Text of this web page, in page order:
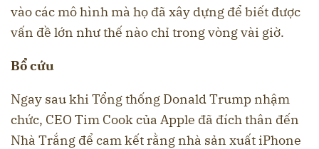
vào các mô hình mà họ đã xây dựng để biết được
vấn đề lớn như thế nào chỉ trong vòng vài giờ.
Bổ cứu
Ngay sau khi Tổng thống Donald Trump nhậm
chức, CEO Tim Cook của Apple đã đích thân đến
Nhà Trắng để cam kết rằng nhà sản xuất iPhone